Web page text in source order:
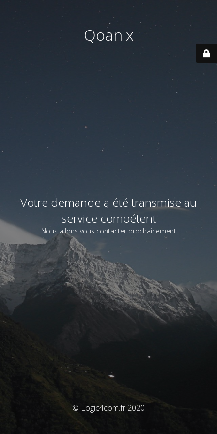
Qoanix
Votre demande a été transmise au
service compétent
Nous allons vous contacter prochainement
© Logic4com.fr 2020